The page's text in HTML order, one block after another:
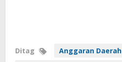
Ditag Anggaran Daerah